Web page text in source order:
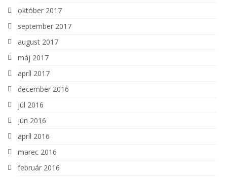
október 2017
september 2017
august 2017
máj 2017
apríl 2017
december 2016
júl 2016
jún 2016
apríl 2016
marec 2016
február 2016